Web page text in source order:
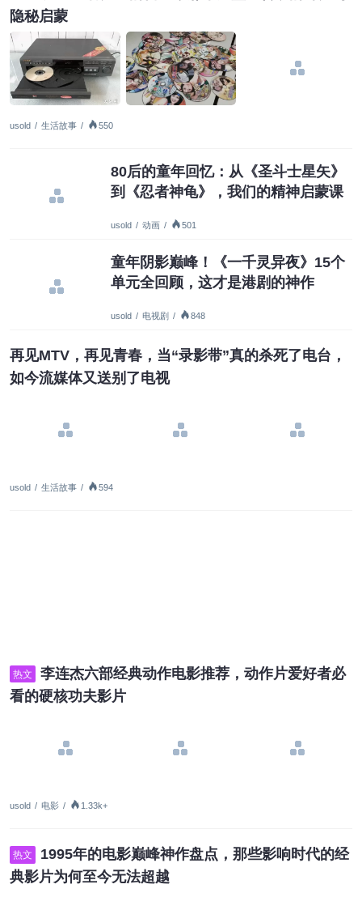
隐秘启蒙
usold / 生活故事 / 550
80后的童年回忆：从《圣斗士星矢》
到《忍者神龟》，我们的精神启蒙课
usold / 动画 / 501
童年阴影巅峰！《一千灵异夜》15个
单元全回顾，这才是港剧的神作
usold / 电视剧 / 848
再见MTV，再见青春，当“录影带”真的杀死了电台，
如今流媒体又送别了电视
usold / 生活故事 / 594
热文
李连杰六部经典动作电影推荐，动作片爱好者必
看的硬核功夫影片
usold / 电影 / 1.33k+
热文
1995年的电影巅峰神作盘点，那些影响时代的经
典影片为何至今无法超越